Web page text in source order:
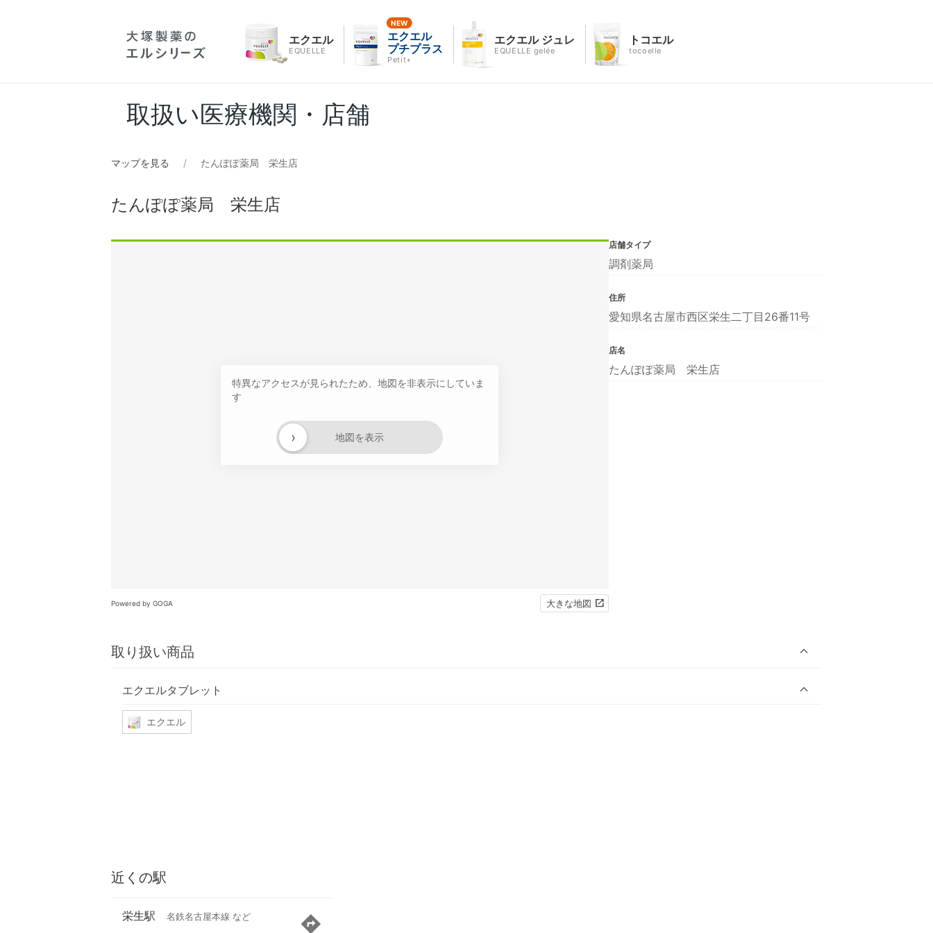
エクエル
EQUELLE
エクエル
プチプラス
Petit+
エクエル ジュレ
EQUELLE gelée
トコエル
tocoelle
取扱い医療機関・店舗
マップを見る たんぽぽ薬局 栄生店
たんぽぽ薬局 栄生店
特異なアクセスが見られたため、地図を非表示にしていま
す
地図を表示
›
Powered by GOGA 大きな地図
取り扱い商品
エクエルタブレット
エクエル
店舗タイプ
調剤薬局
住所
愛知県名古屋市西区栄生二丁目26番11号
店名
たんぽぽ薬局 栄生店
近くの駅
栄生駅 名鉄名古屋本線 など